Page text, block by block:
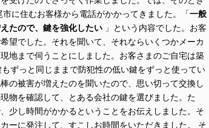
に住むお客様から電話がかかってきました。「一般
たので、鍵を強化したい 」という内容でした。お客
望でした。それを聞いて、それならいくつかメーカ
地まで伺うことにしました。お客さまのご自宅は築
ずっと同じままで防犯性の低い鍵をずっと使ってい
の被害が増えたのを聞いたので、思い切って交換し
物を確認して、とある会社の鍵を選びました。た
少し時間がかかるということをお伝えしました。そ
ーに発注して、すこしお時間をいただきました。 そ